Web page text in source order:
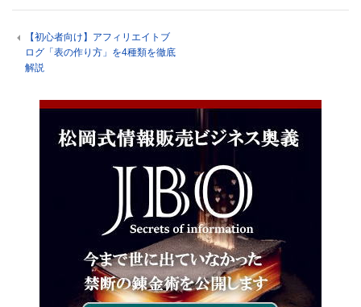
【初心者向け】アフィリエイトブ
ログ「表の作り方」を4種類を徹底
解説